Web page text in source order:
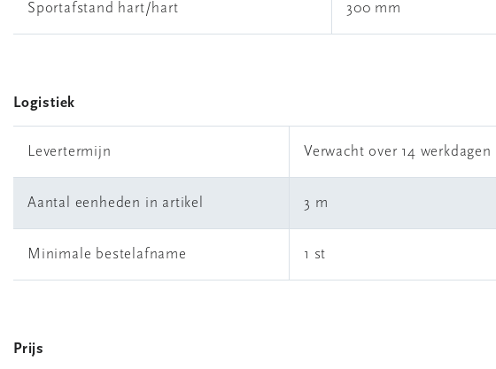
Sportafstand hart/hart 300 mm
Logistiek
Levertermijn Verwacht over 14 werkdagen
Aantal eenheden in artikel 3 m
Minimale bestelafname 1 st
Prijs